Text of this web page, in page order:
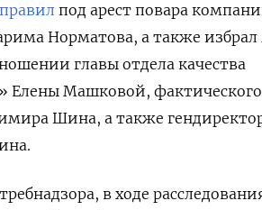
под арест повара
Норматова, а также избрал
главы отдела качества
Елены Машковой, фактического
Шина, а также
в ходе